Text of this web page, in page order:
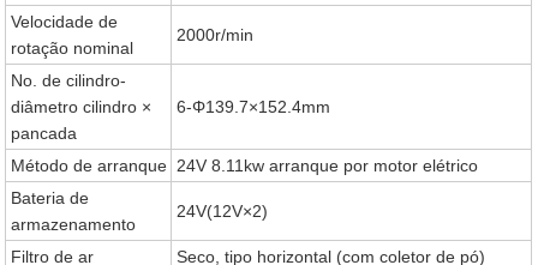
Velocidade de
rotação nominal
2000r/min
No. de cilindro-
diâmetro cilindro ×
pancada
6-Φ139.7×152.4mm
Método de arranque 24V 8.11kw arranque por motor elétrico
Bateria de
armazenamento
24V(12V×2)
Filtro de ar
Seco, tipo horizontal (com coletor de pó)